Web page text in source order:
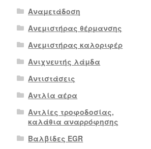
Αναμετάδοση
Ανεμιστήρας θέρμανσης
Ανεμιστήρας καλοριφέρ
Ανιχνευτής λάμδα
Αντιστάσεις
Αντλία αέρα
Αντλίες τροφοδοσίας,
καλάθια αναρρόφησης
Βαλβίδες EGR